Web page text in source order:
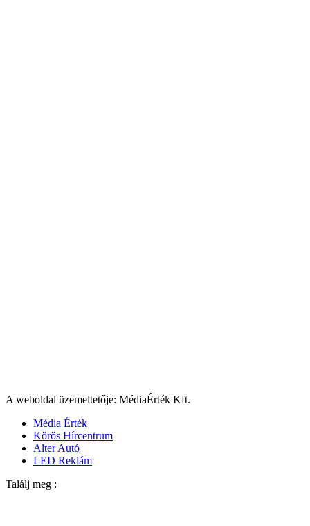
A weboldal üzemeltetője: MédiaÉrték Kft.
Média Érték
Körös Hírcentrum
Alter Autó
LED Reklám
Találj meg :